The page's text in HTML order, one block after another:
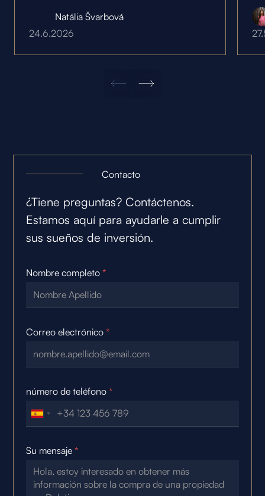
Natália Švarbová
24.6.2026
Contacto
¿Tiene preguntas? Contáctenos.
Estamos aquí para ayudarle a cumplir
sus sueños de inversión.
Nombre completo *
Correo electrónico *
número de teléfono *
Su mensaje *